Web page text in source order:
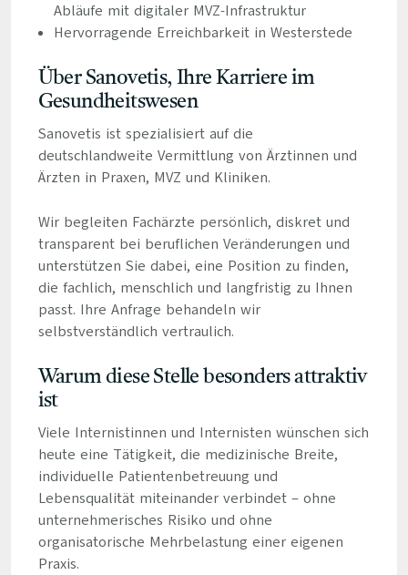
Abläufe mit digitaler MVZ-Infrastruktur
Hervorragende Erreichbarkeit in Westerstede
Über Sanovetis, Ihre Karriere im
Gesundheitswesen
Sanovetis ist spezialisiert auf die
deutschlandweite Vermittlung von Ärztinnen und
Ärzten in Praxen, MVZ und Kliniken.
Wir begleiten Fachärzte persönlich, diskret und
transparent bei beruflichen Veränderungen und
unterstützen Sie dabei, eine Position zu finden,
die fachlich, menschlich und langfristig zu Ihnen
passt. Ihre Anfrage behandeln wir
selbstverständlich vertraulich.
Warum diese Stelle besonders attraktiv
ist
Viele Internistinnen und Internisten wünschen sich
heute eine Tätigkeit, die medizinische Breite,
individuelle Patientenbetreuung und
Lebensqualität miteinander verbindet – ohne
unternehmerisches Risiko und ohne
organisatorische Mehrbelastung einer eigenen
Praxis.